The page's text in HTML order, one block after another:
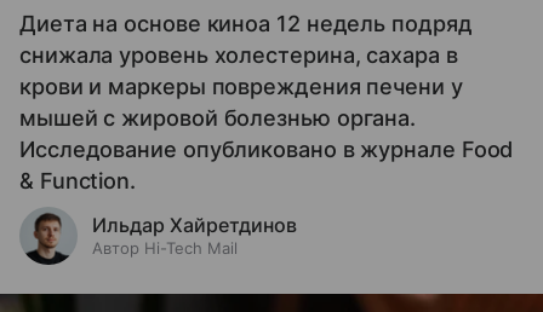
Диета на основе киноа 12 недель подряд
снижала уровень холестерина, сахара в
крови и маркеры повреждения печени у
мышей с жировой болезнью органа.
Исследование опубликовано в журнале Food
& Function.
Ильдар Хайретдинов
Автор Hi-Tech Mail